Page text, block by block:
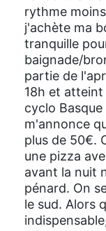
rythme
j'achète ma
tranquille
baignade/
partie de
18h et
cyclo
m'annonce
plus de 50€.
une pizza
avant la nuit
pénard. On
le sud. Alors